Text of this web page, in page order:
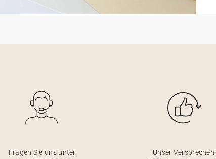
Fragen Sie uns unter
Unser Versprechen: